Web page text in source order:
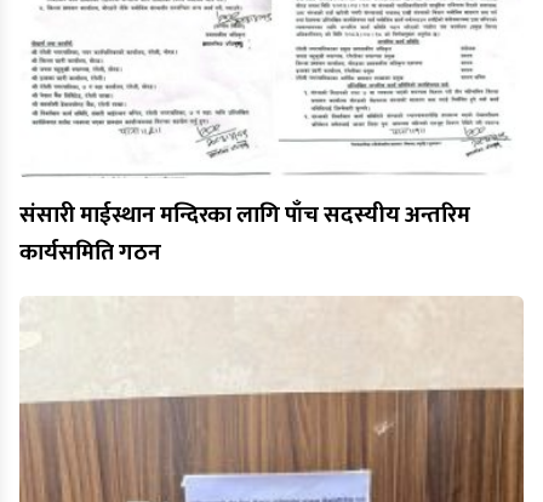
संसारी माईस्थान मन्दिरका लागि पाँच सदस्यीय अन्तरिम
कार्यसमिति गठन